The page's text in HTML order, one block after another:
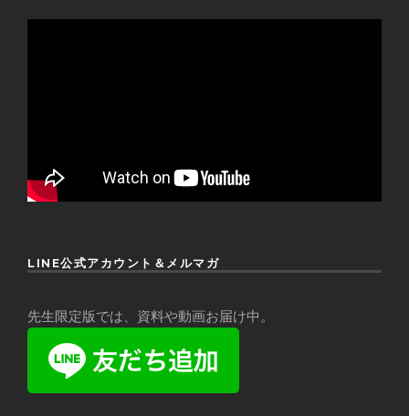
LINE公式アカウント＆メルマガ
先生限定版では、資料や動画お届け中。